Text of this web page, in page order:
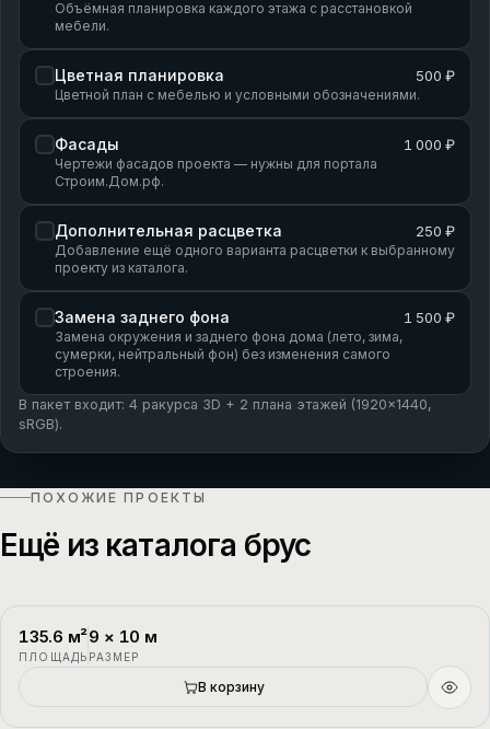
Объёмная планировка каждого этажа с расстановкой
мебели.
Цветная планировка 500 ₽
Цветной план с мебелью и условными обозначениями.
Фасады 1 000 ₽
Чертежи фасадов проекта — нужны для портала
Строим.Дом.рф.
Дополнительная расцветка 250 ₽
Добавление ещё одного варианта расцветки к выбранному
проекту из каталога.
Замена заднего фона 1 500 ₽
Замена окружения и заднего фона дома (лето, зима,
сумерки, нейтральный фон) без изменения самого
строения.
В пакет входит: 4 ракурса 3D + 2 плана этажей (1920×1440,
sRGB).
ПОХОЖИЕ ПРОЕКТЫ
Ещё из каталога брус
П-1
135.6 м²
ПЛОЩАДЬ
9 × 10 м
РАЗМЕР
В корзину